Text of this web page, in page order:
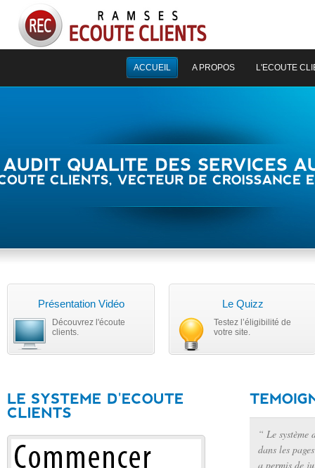
ACCUEIL A PROPOS L'ECOUTE
Présentation Vidéo
Découvrez l'écoute
clients.
Le Quizz
Testez l’éligibilité de
votre site.
“ Le système
dans les
a permis de
“ L’insertion
agir de
problèmes.
permet